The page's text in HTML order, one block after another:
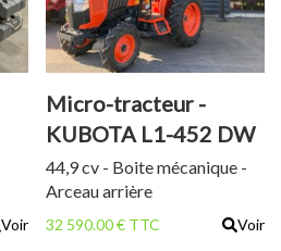
Voir
Micro-tracteur -
KUBOTA L1-452 DW
44,9 cv - Boite mécanique -
Arceau arrière
32 590.00 € TTC Voir